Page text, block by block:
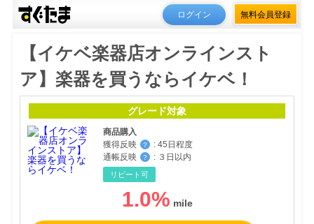
ログイン 無料会員登録
【イケベ楽器店オンラインスト
ア】楽器を買うならイケベ！
グレード対象
商品購入
獲得反映
？ : 45日程度
通帳反映
？ : ３日以内
リピート可
1.0%